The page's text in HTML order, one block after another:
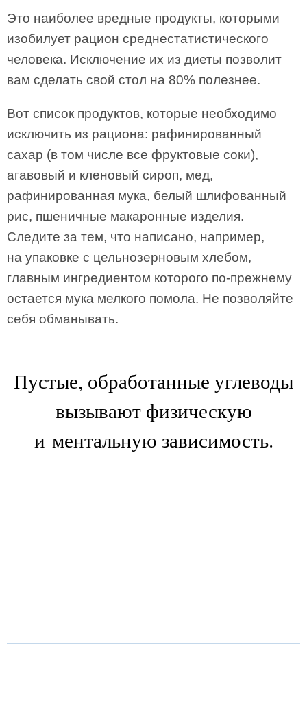
Это наиболее вредные продукты, которыми
изобилует рацион среднестатистического
человека. Исключение их из диеты позволит
вам сделать свой стол на 80% полезнее.
Вот список продуктов, которые необходимо
исключить из рациона: рафинированный
сахар (в том числе все фруктовые соки),
агавовый и кленовый сироп, мед,
рафинированная мука, белый шлифованный
рис, пшеничные макаронные изделия.
Следите за тем, что написано, например,
на упаковке с цельнозерновым хлебом,
главным ингредиентом которого по-прежнему
остается мука мелкого помола. Не позволяйте
себя обманывать.
Пустые, обработанные углеводы
вызывают физическую
и ментальную зависимость.